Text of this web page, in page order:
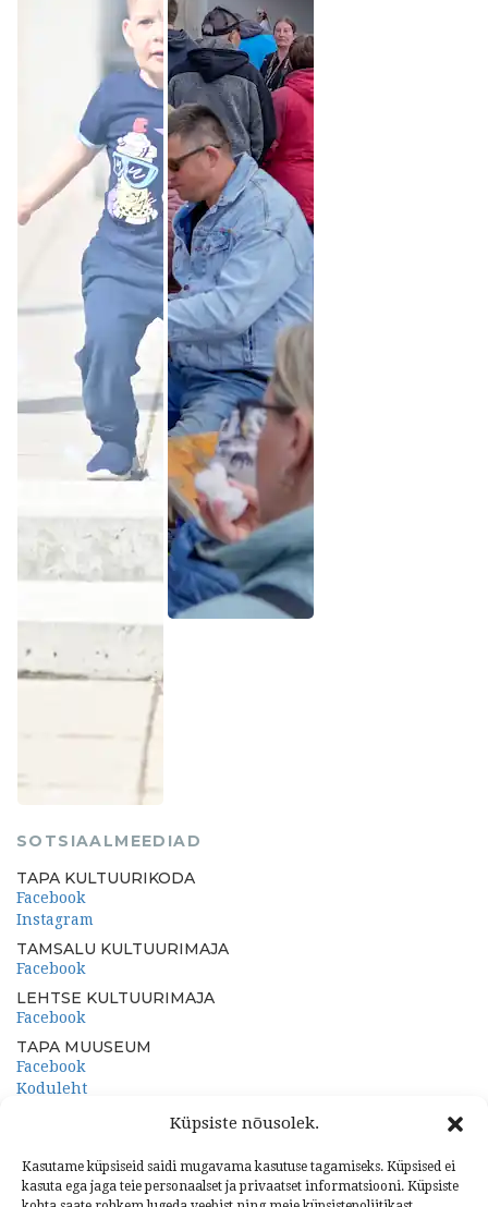
Küpsiste nõusolek.
Kasutame küpsiseid saidi mugavama kasutuse tagamiseks. Küpsised ei
kasuta ega jaga teie personaalset ja privaatset informatsiooni. Küpsiste
SOTSIAALMEEDIAD
TAPA KULTUURIKODA
Facebook
Instagram
TAMSALU KULTUURIMAJA
Facebook
LEHTSE KULTUURIMAJA
Facebook
TAPA MUUSEUM
Facebook
Koduleht
PORKUNI PAEMUUSEUM
Koduleht